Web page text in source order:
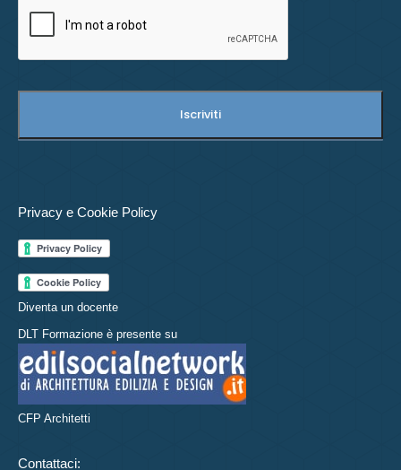
Privacy e Cookie Policy
Diventa un docente
DLT Formazione è presente su
CFP Architetti
Contattaci: